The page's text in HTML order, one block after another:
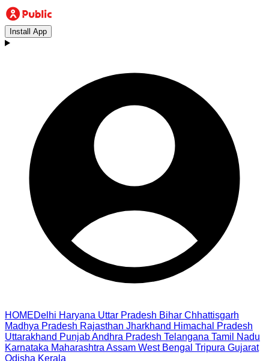
Install App
HOMEDelhi Haryana Uttar Pradesh Bihar Chhattisgarh
Madhya Pradesh Rajasthan Jharkhand Himachal Pradesh
Uttarakhand PunjabAndhra Pradesh Telangana Tamil Nadu
Karnataka Maharashtra Assam West Bengal Tripura Gujarat
Odisha Kerala